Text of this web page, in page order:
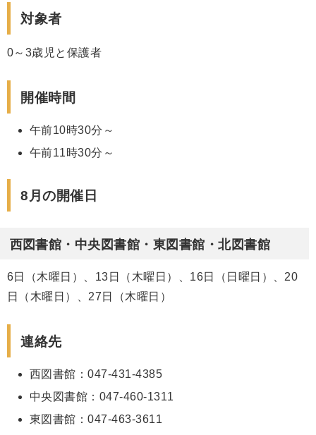
対象者
0～3歳児と保護者
開催時間
午前10時30分～
午前11時30分～
8月の開催日
西図書館・中央図書館・東図書館・北図書館
6日（木曜日）、13日（木曜日）、16日（日曜日）、20
日（木曜日）、27日（木曜日）
連絡先
西図書館：047-431-4385
中央図書館：047-460-1311
東図書館：047-463-3611